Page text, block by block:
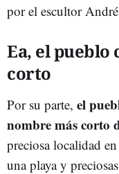
por el escultor
Ea, el pueblo
corto
Por su parte, el
nombre más corto
preciosa localidad
una playa y